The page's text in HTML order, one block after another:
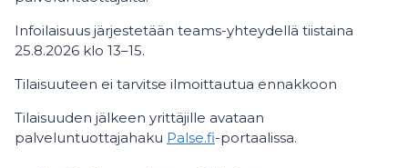
Infoilaisuus järjestetään teams-yhteydellä tiistaina
25.8.2026 klo 13–15.
Tilaisuuteen ei tarvitse ilmoittautua ennakkoon
Tilaisuuden jälkeen yrittäjille avataan
palveluntuottajahaku Palse.fi-portaalissa.